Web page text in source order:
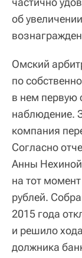
об
Омский
по
в нем первую
наблюдение.
компания
Согласно
Анны
на тот
рублей.
2015 года
и решило
должника